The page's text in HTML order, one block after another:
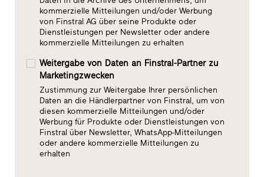
kommerzielle Mitteilungen und/oder Werbung
von Finstral AG über seine Produkte oder
Dienstleistungen per Newsletter oder andere
kommerzielle Mitteilungen zu erhalten
Weitergabe von Daten an Finstral-Partner zu
Marketingzwecken
Zustimmung zur Weitergabe Ihrer persönlichen
Daten an die Händlerpartner von Finstral, um von
diesen kommerzielle Mitteilungen und/oder
Werbung für Produkte oder Dienstleistungen von
Finstral über Newsletter, WhatsApp-Mitteilungen
oder andere kommerzielle Mitteilungen zu
erhalten